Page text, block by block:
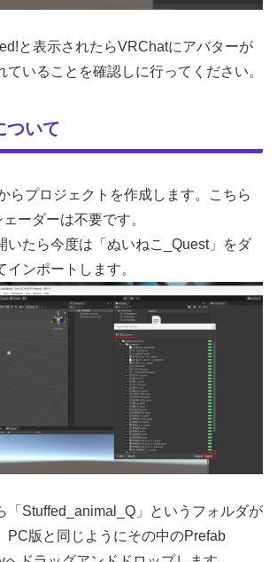
と表示されたらVRChatにアバターが
ていることを確認しに行ってください。
ついて
らプロジェクトを作成します。こちら
ーダーは不要です。
いたら今度は「ぬいねこ_Quest」をダ
インポートします。
「Stuffed_animal_Q」というフォルダが
PC版と同じようにその中のPrefab